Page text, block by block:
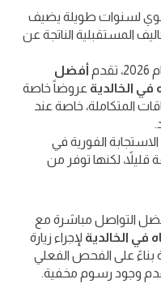
لسنوات طويلة يضيف
المستقبلية الناتجة عن
أفضل
الخالدية عروضاً خاصة
المتكاملة، خاصة عند
الاستجابة الفورية في
قليلاً، لكنها توفر من
التواصل مباشرة مع
الخالدية لإجراء زيارة
بناءً على الفحص الفعلي
وجود رسوم مخفية.